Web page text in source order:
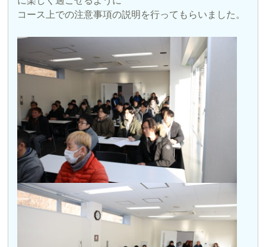
コース上での注意事項の説明を行ってもらいました。